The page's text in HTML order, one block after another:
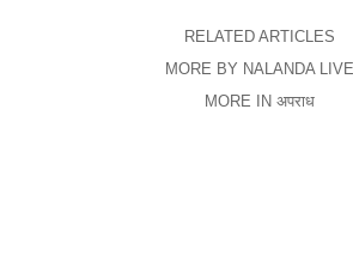
RELATED ARTICLES
MORE BY NALANDA LIVE
MORE IN अपराध